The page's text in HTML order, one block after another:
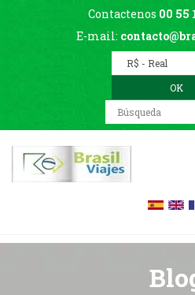
Contactenos 00 55
E-mail: